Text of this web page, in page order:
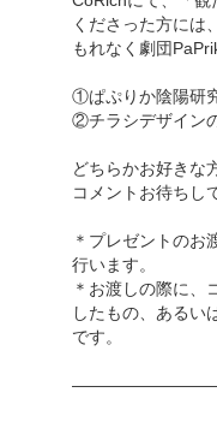
くださった方には、
もれなく劇団
①ぱぷりか陰陽研
②チラシデザイン
どちらかお好きな
コメントお待ちし
＊プレゼントのお
行います。
＊お渡しの際に、
したもの、あるい
です。